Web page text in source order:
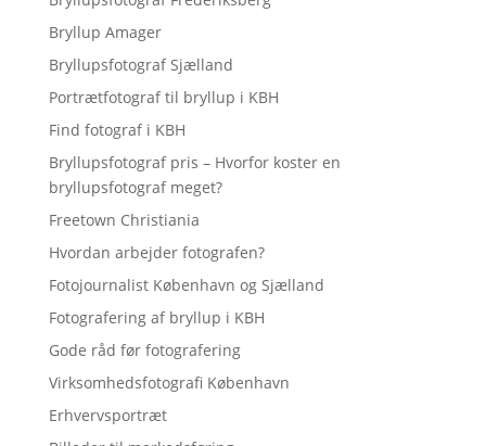
Bryllup Amager
Bryllupsfotograf Sjælland
Portrætfotograf til bryllup i KBH
Find fotograf i KBH
Bryllupsfotograf pris – Hvorfor koster en
bryllupsfotograf meget?
Freetown Christiania
Hvordan arbejder fotografen?
Fotojournalist København og Sjælland
Fotografering af bryllup i KBH
Gode råd før fotografering
Virksomhedsfotografi København
Erhvervsportræt